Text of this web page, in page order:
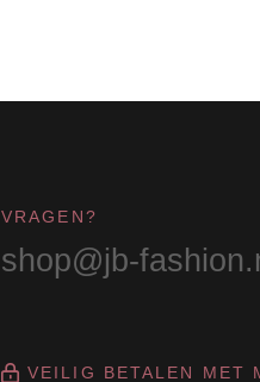
VRAGEN?
shop@jb-
VEILIG BETALEN MET